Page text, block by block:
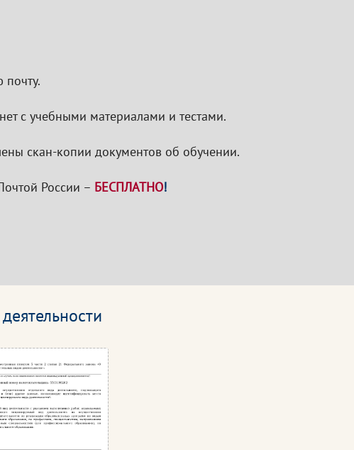
с учебными материалами и тестами.
скан-копии документов об обучении.
России – БЕСПЛАТНО!